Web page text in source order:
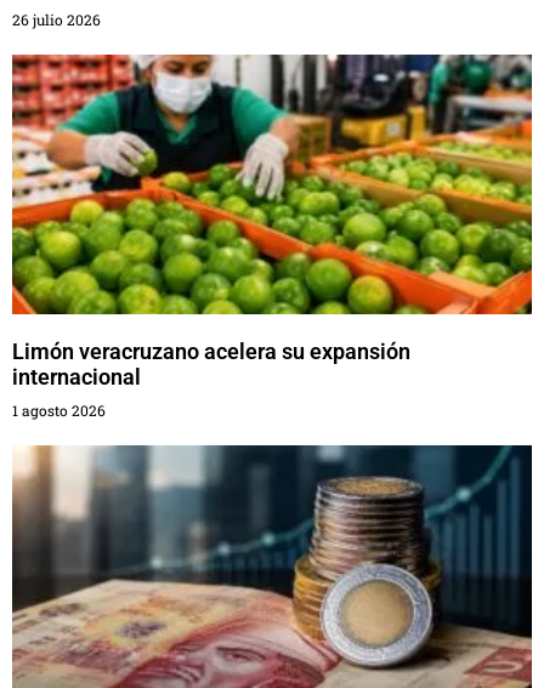
26 julio 2026
Limón veracruzano acelera su expansión
internacional
1 agosto 2026